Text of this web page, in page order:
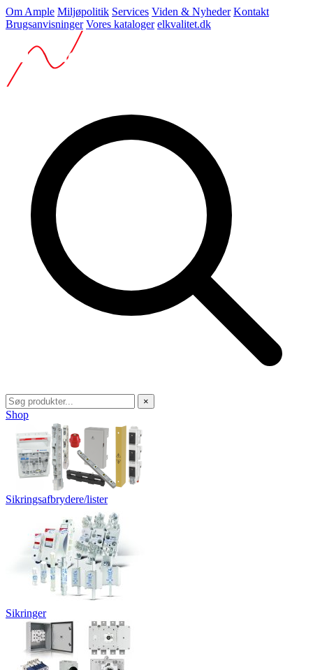
Om Ample Miljøpolitik Services Viden & Nyheder Kontakt
Brugsanvisninger Vores kataloger elkvalitet.dk
×
Shop
Sikringsafbrydere/lister
Sikringer